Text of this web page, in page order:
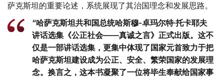
萨克斯坦的重要论述，系统展现了其治国理念和发展思路。
“哈萨克斯坦共和国总统哈斯穆-卓玛尔特·托卡耶夫
讲话选集《公正社会——真诚之言》正式出版。这不
仅是一部讲话选集，更集中体现了国家元首致力于把
哈萨克斯坦建设成为公正、安全、繁荣国家的发展理
念。换言之，这本书凝聚了一位将毕生奉献给国家事